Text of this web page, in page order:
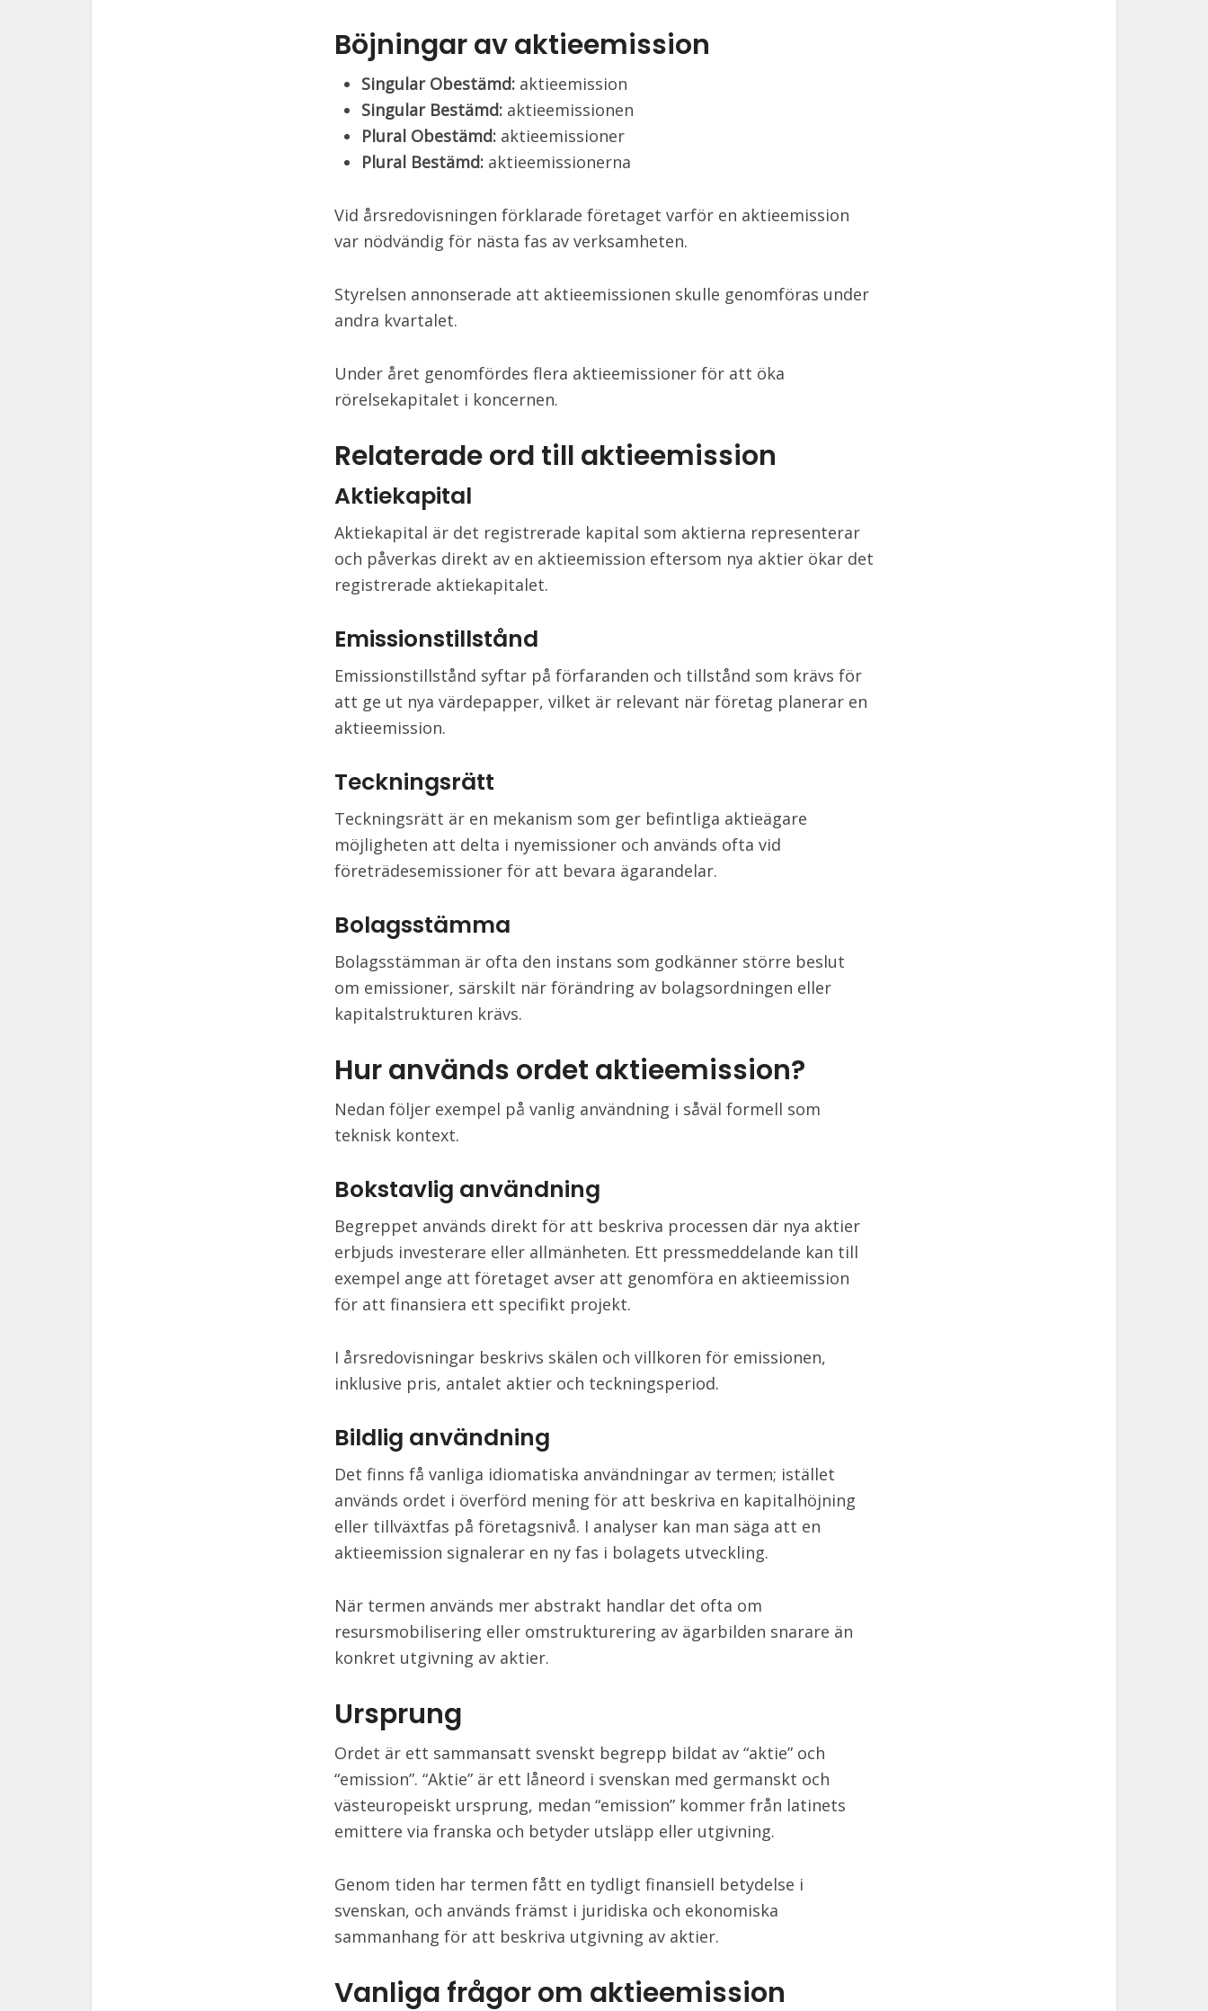
Böjningar av aktieemission
Singular Obestämd: aktieemission
Singular Bestämd: aktieemissionen
Plural Obestämd: aktieemissioner
Plural Bestämd: aktieemissionerna
Vid årsredovisningen förklarade företaget varför en aktieemission
var nödvändig för nästa fas av verksamheten.
Styrelsen annonserade att aktieemissionen skulle genomföras under
andra kvartalet.
Under året genomfördes flera aktieemissioner för att öka
rörelsekapitalet i koncernen.
Relaterade ord till aktieemission
Aktiekapital
Aktiekapital är det registrerade kapital som aktierna representerar
och påverkas direkt av en aktieemission eftersom nya aktier ökar det
registrerade aktiekapitalet.
Emissionstillstånd
Emissionstillstånd syftar på förfaranden och tillstånd som krävs för
att ge ut nya värdepapper, vilket är relevant när företag planerar en
aktieemission.
Teckningsrätt
Teckningsrätt är en mekanism som ger befintliga aktieägare
möjligheten att delta i nyemissioner och används ofta vid
företrädesemissioner för att bevara ägarandelar.
Bolagsstämma
Bolagsstämman är ofta den instans som godkänner större beslut
om emissioner, särskilt när förändring av bolagsordningen eller
kapitalstrukturen krävs.
Hur används ordet aktieemission?
Nedan följer exempel på vanlig användning i såväl formell som
teknisk kontext.
Bokstavlig användning
Begreppet används direkt för att beskriva processen där nya aktier
erbjuds investerare eller allmänheten. Ett pressmeddelande kan till
exempel ange att företaget avser att genomföra en aktieemission
för att finansiera ett specifikt projekt.
I årsredovisningar beskrivs skälen och villkoren för emissionen,
inklusive pris, antalet aktier och teckningsperiod.
Bildlig användning
Det finns få vanliga idiomatiska användningar av termen; istället
används ordet i överförd mening för att beskriva en kapitalhöjning
eller tillväxtfas på företagsnivå. I analyser kan man säga att en
aktieemission signalerar en ny fas i bolagets utveckling.
När termen används mer abstrakt handlar det ofta om
resursmobilisering eller omstrukturering av ägarbilden snarare än
konkret utgivning av aktier.
Ursprung
Ordet är ett sammansatt svenskt begrepp bildat av “aktie” och
“emission”. “Aktie” är ett låneord i svenskan med germanskt och
västeuropeiskt ursprung, medan “emission” kommer från latinets
emittere via franska och betyder utsläpp eller utgivning.
Genom tiden har termen fått en tydligt finansiell betydelse i
svenskan, och används främst i juridiska och ekonomiska
sammanhang för att beskriva utgivning av aktier.
Vanliga frågor om aktieemission